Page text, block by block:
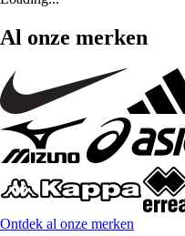
Al onze merken
Ontdek al onze merken